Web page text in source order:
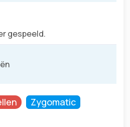
gespeeld.
Zygomatic